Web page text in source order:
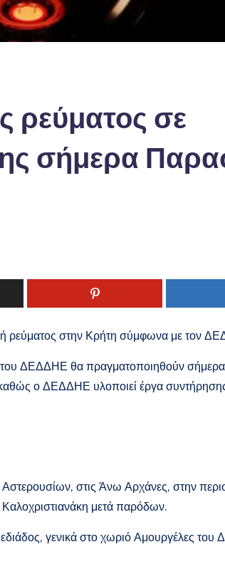
σε
σήμερα
ρεύματος στην Κρήτη σύμφωνα με τον
ΔΕΔΔΗΕ θα πραγματοποιηθούν σήμερα
ο ΔΕΔΔΗΕ υλοποιεί έργα
στις Άνω Αρχάνες, στην
Καλοχριστιανάκη μετά παρόδων.
γενικά στο χωριό Αμουργέλες του